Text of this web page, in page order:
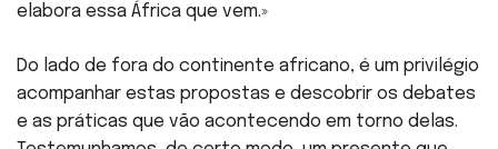
elabora essa África que vem.»
Do lado de fora do continente africano, é um privilégio
acompanhar estas propostas e descobrir os debates
e as práticas que vão acontecendo em torno delas.